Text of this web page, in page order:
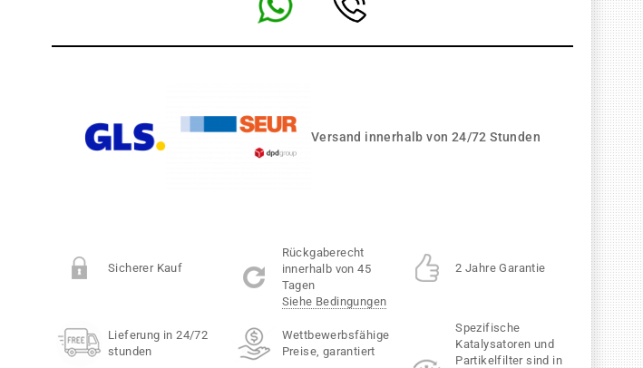
Versand innerhalb von 24/72 Stunden
Sicherer Kauf
Rückgaberecht
innerhalb von 45
Tagen
Siehe Bedingungen
2 Jahre Garantie
Lieferung in 24/72
stunden
Wettbewerbsfähige
Preise, garantiert
Spezifische
Katalysatoren und
Partikelfilter sind in